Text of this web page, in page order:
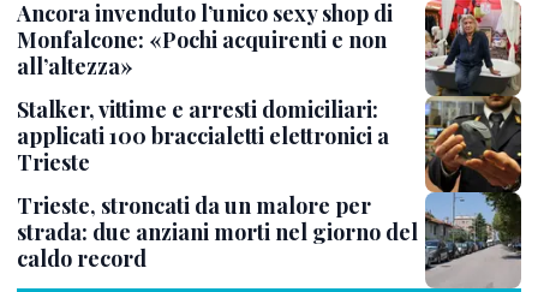
Ancora invenduto l’unico sexy shop di
Monfalcone: «Pochi acquirenti e non
all’altezza»
Stalker, vittime e arresti domiciliari:
applicati 100 braccialetti elettronici a
Trieste
Trieste, stroncati da un malore per
strada: due anziani morti nel giorno del
caldo record